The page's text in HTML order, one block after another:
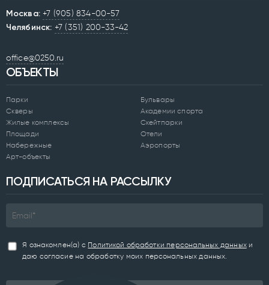
Москва: +7 (905) 834-00-57
Челябинск: +7 (351) 200-33-42
office@0250.ru
ОБЪЕКТЫ
Парки
Скверы
Жилые комплексы
Площади
Набережные
Арт-объекты
Бульвары
Академии спорта
Скейтпарки
Отели
Аэропорты
ПОДПИСАТЬСЯ НА РАССЫЛКУ
Я ознакомлен(а) с Политикой обработки персональных данныхи
даю согласие на обработку моих персональных данных.